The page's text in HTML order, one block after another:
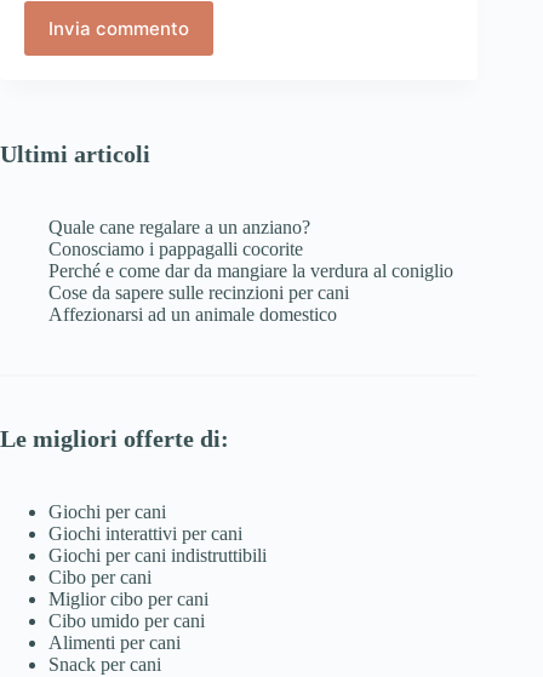
Invia commento
Ultimi articoli
Quale cane regalare a un anziano?
Conosciamo i pappagalli cocorite
Perché e come dar da mangiare la verdura al coniglio
Cose da sapere sulle recinzioni per cani
Affezionarsi ad un animale domestico
Le migliori offerte di:
Giochi per cani
Giochi interattivi per cani
Giochi per cani indistruttibili
Cibo per cani
Miglior cibo per cani
Cibo umido per cani
Alimenti per cani
Snack per cani